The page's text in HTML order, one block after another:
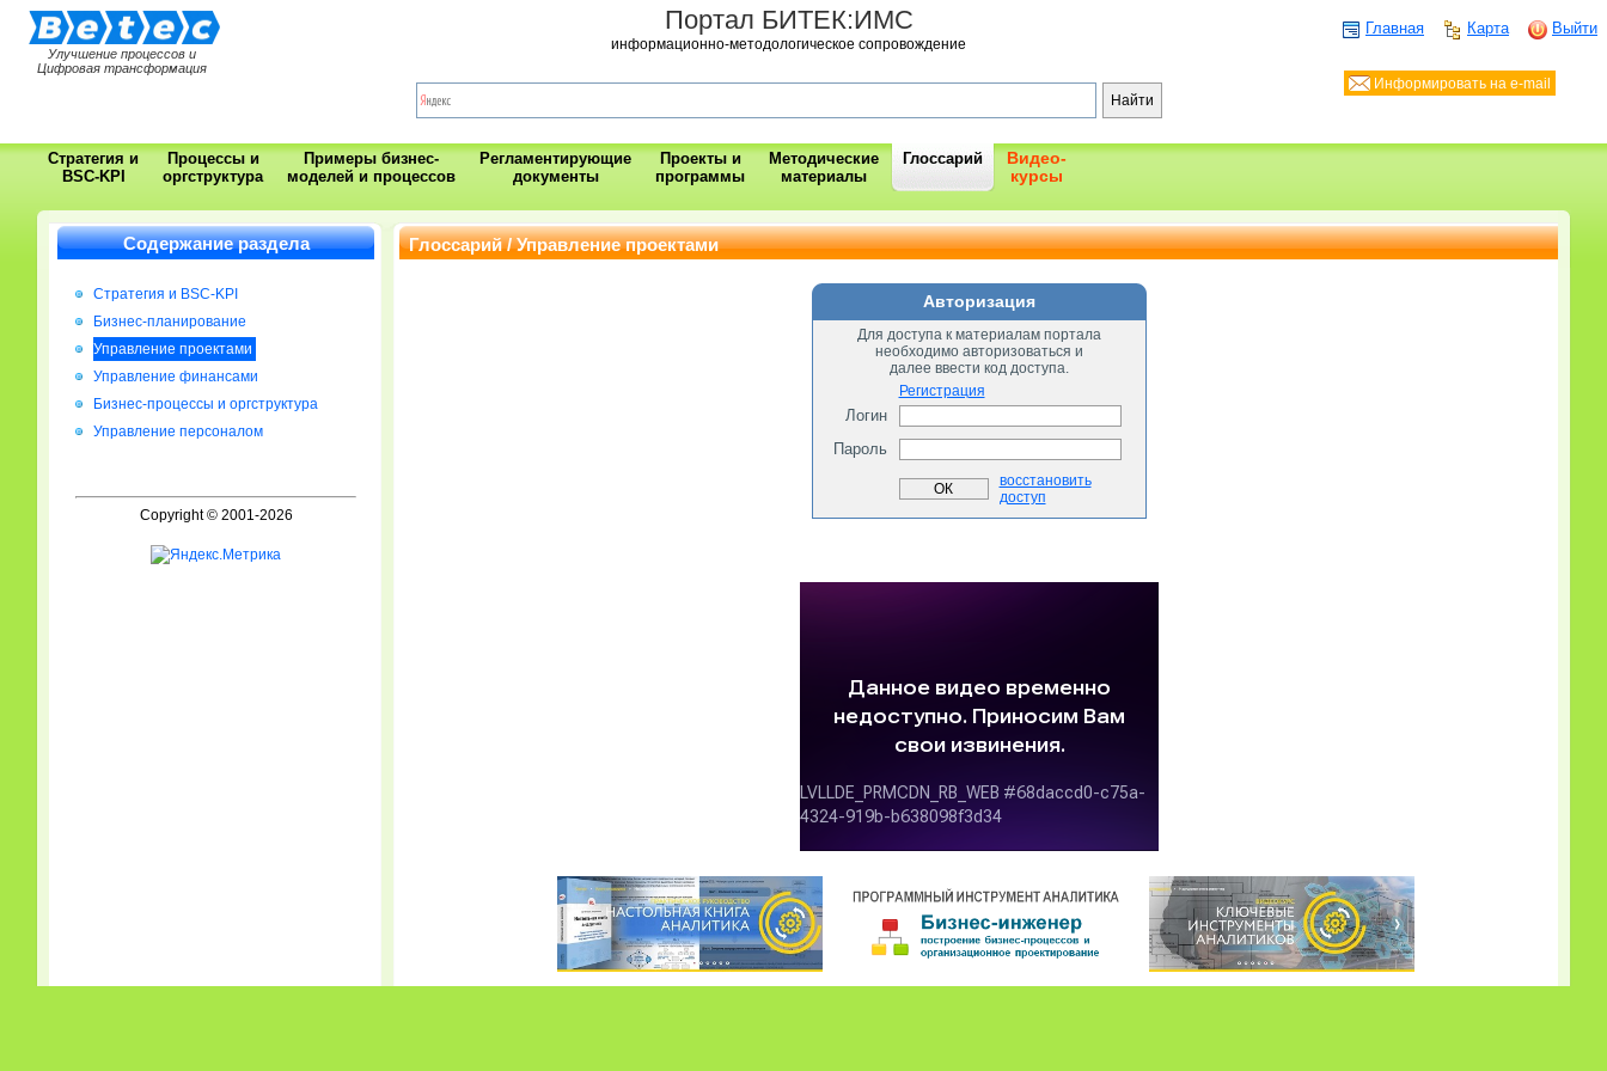
Улучшение процессов и
Цифровая трансформация
Портал БИТЕК:ИМС
информационно-методологическое сопровождение
Главная Карта Выйти
Информировать на e-mail
Стратегия и
BSC-KPI
Процессы и
оргструктура
Примеры бизнес-
моделей и процессов
Регламентирующие
документы
Проекты и
программы
Методические
материалы
Глоссарий
Видео-
курсы
Содержание раздела
Стратегия и BSC-KPI
Бизнес-планирование
Управление проектами
Управление финансами
Бизнес-процессы и оргструктура
Управление персоналом
Copyright © 2001-2026
Глоссарий / Управление проектами
Авторизация
Для доступа к материалам портала
необходимо авторизоваться и
далее ввести код доступа.
Регистрация
Логин
Пароль
восстановить
доступ